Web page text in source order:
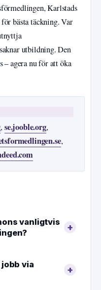
Karlstads
bästa täckning. Var
utbildning. Den
– agera nu för att öka
, se.jooble.org,
,
vanligtvis
via